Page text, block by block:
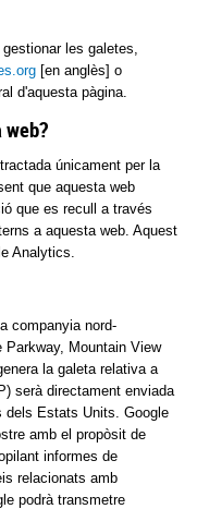
les galetes,
[en anglès] o
d'aquesta pàgina.
únicament per la
que aquesta web
que es recull a través
a aquesta web. Aquest
Analytics.
companyia nord-
Parkway, Mountain View
la galeta relativa a
serà directament enviada
dels Estats Units. Google
amb el propòsit de
informes de
relacionats amb
podrà transmetre